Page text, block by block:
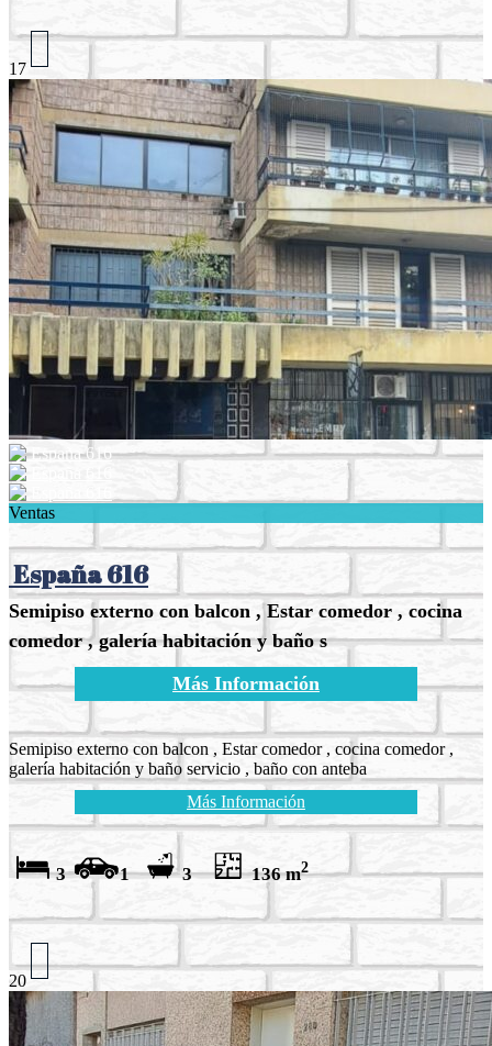
17
Ventas
España 616
Semipiso externo con balcon , Estar comedor , cocina
comedor , galería habitación y baño s
Más Información
Semipiso externo con balcon , Estar comedor , cocina comedor ,
galería habitación y baño servicio , baño con anteba
Más Información
3 1 3 136 m2
20